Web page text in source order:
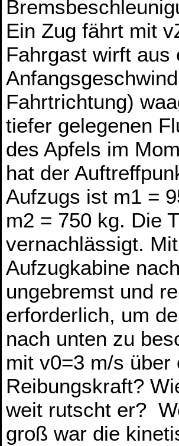
Ein Zug fährt mit
Fahrgast wirft aus
Fahrtrichtung)
tiefer gelegenen
des Apfels im
hat der
Aufzugs ist m1 =
m2 = 750 kg. Die
vernachlässigt.
Aufzugkabine
ungebremst und
erforderlich, um
nach unten zu
mit v0=3 m/s
Reibungskraft?
weit rutscht er?
groß war die